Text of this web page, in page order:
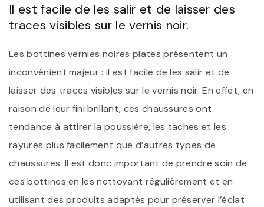
Il est facile de les salir et de laisser des
traces visibles sur le vernis noir.
Les bottines vernies noires plates présentent un
inconvénient majeur : il est facile de les salir et de
laisser des traces visibles sur le vernis noir. En effet, en
raison de leur fini brillant, ces chaussures ont
tendance à attirer la poussière, les taches et les
rayures plus facilement que d’autres types de
chaussures. Il est donc important de prendre soin de
ces bottines en les nettoyant régulièrement et en
utilisant des produits adaptés pour préserver l’éclat